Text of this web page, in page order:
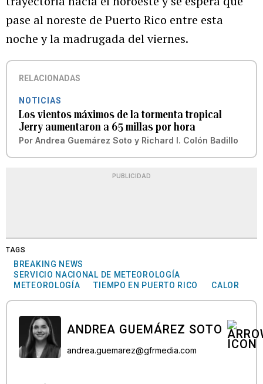
pase al noreste de Puerto Rico entre esta
noche y la madrugada del viernes.
RELACIONADAS
NOTICIAS
Los vientos máximos de la tormenta tropical
Jerry aumentaron a 65 millas por hora
Por Andrea Guemárez Soto y Richard I. Colón Badillo
PUBLICIDAD
TAGS
BREAKING NEWS
SERVICIO NACIONAL DE METEOROLOGÍA
METEOROLOGÍA
TIEMPO EN PUERTO RICO CALOR
ANDREA GUEMÁREZ SOTO
andrea.guemarez@gfrmedia.com